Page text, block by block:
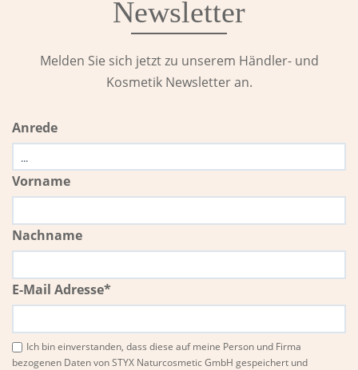
Newsletter
Melden Sie sich jetzt zu unserem Händler- und
Kosmetik Newsletter an.
Anrede
Vorname
Nachname
E-Mail Adresse*
Ich bin einverstanden, dass diese auf meine Person und Firma
bezogenen Daten von STYX Naturcosmetic GmbH gespeichert und